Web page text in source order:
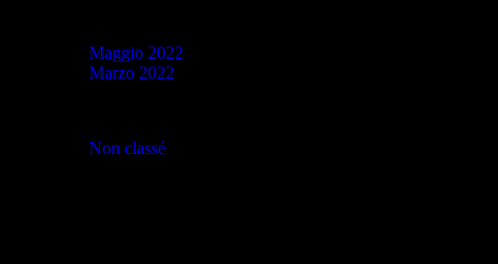
Maggio 2022
Marzo 2022
Non classé